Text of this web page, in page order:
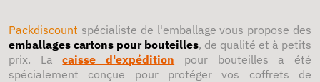
Packdiscount spécialiste de l'emballage vous propose des
emballages cartons pour bouteilles, de qualité et à petits
prix. La
caisse d'expédition pour bouteilles a été
spécialement conçue pour protéger vos coffrets de